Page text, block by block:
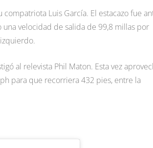
Luis García. El estacazo fue
velocidad de salida de 99,8 millas por
al relevista Phil Maton. Esta vez
para que recorriera 432 pies, entre la